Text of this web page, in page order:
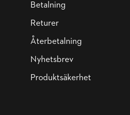
Betalning
Returer
Återbetalning
Nyhetsbrev
Produktsäkerhet